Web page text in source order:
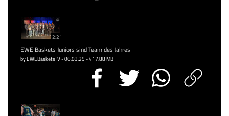
2:21
EWE Baskets Juniors sind Team des Jahres
by EWEBasketsTV - 06.03.25 - 417.88 MB